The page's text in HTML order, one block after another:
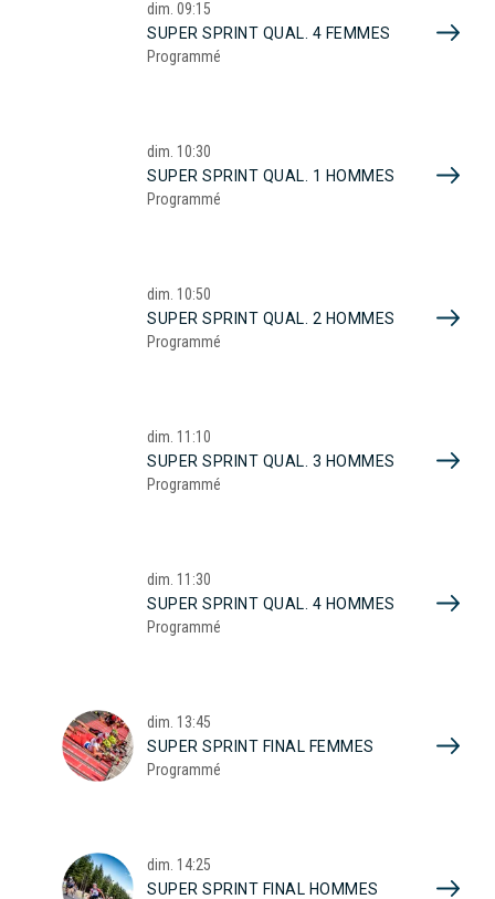
dim. 09:15
SUPER SPRINT QUAL. 4 FEMMES
Programmé
dim. 10:30
SUPER SPRINT QUAL. 1 HOMMES
Programmé
dim. 10:50
SUPER SPRINT QUAL. 2 HOMMES
Programmé
dim. 11:10
SUPER SPRINT QUAL. 3 HOMMES
Programmé
dim. 11:30
SUPER SPRINT QUAL. 4 HOMMES
Programmé
dim. 13:45
SUPER SPRINT FINAL FEMMES
Programmé
dim. 14:25
SUPER SPRINT FINAL HOMMES